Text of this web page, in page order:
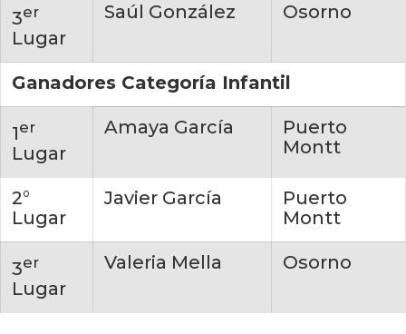
3er
Lugar
Saúl González Osorno
Ganadores Categoría Infantil
1er
Lugar
Amaya García
Puerto
Montt
2°
Lugar
Javier García
Puerto
Montt
3er
Lugar
Valeria Mella Osorno